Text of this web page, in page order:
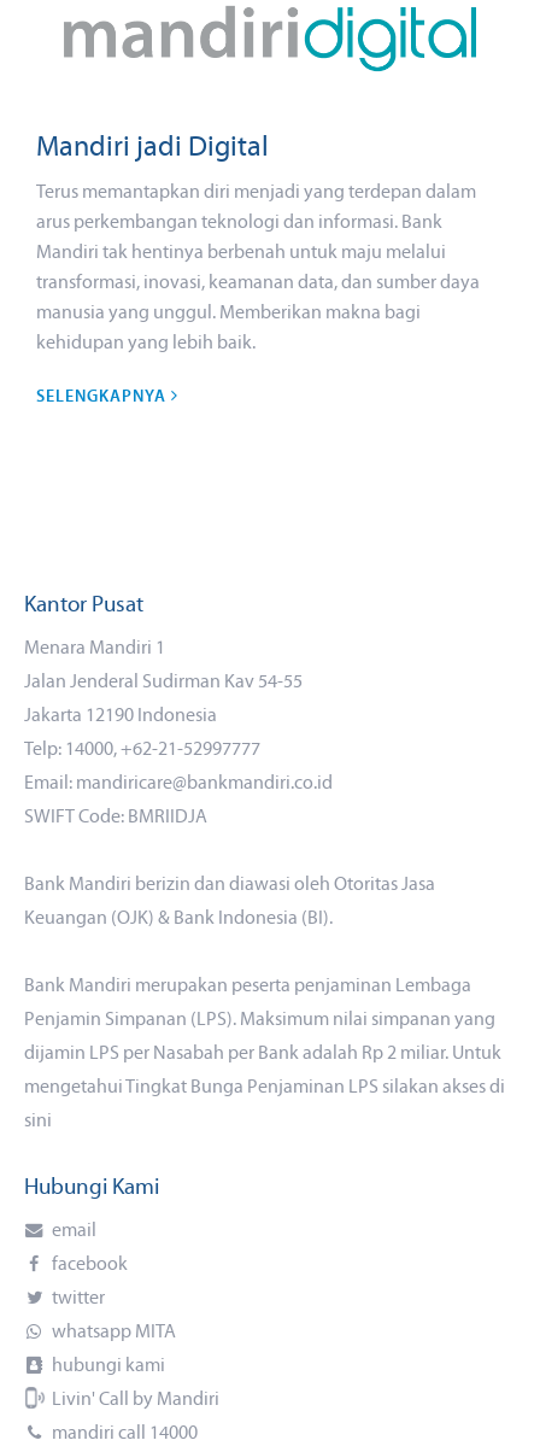
Mandiri jadi Digital
Terus memantapkan diri menjadi yang terdepan dalam
arus perkembangan teknologi dan informasi. Bank
Mandiri tak hentinya berbenah untuk maju melalui
transformasi, inovasi, keamanan data, dan sumber daya
manusia yang unggul. Memberikan makna bagi
kehidupan yang lebih baik.
SELENGKAPNYA
Kantor Pusat
Menara Mandiri 1
Jalan Jenderal Sudirman Kav 54-55
Jakarta 12190 Indonesia
Telp: 14000, +62-21-52997777
Email: mandiricare@bankmandiri.co.id
SWIFT Code: BMRIIDJA
Bank Mandiri berizin dan diawasi oleh Otoritas Jasa
Keuangan (OJK) & Bank Indonesia (BI).
Bank Mandiri merupakan peserta penjaminan Lembaga
Penjamin Simpanan (LPS). Maksimum nilai simpanan yang
dijamin LPS per Nasabah per Bank adalah Rp 2 miliar. Untuk
mengetahui Tingkat Bunga Penjaminan LPS silakan aksesdi
sini
Hubungi Kami
email
facebook
twitter
whatsapp MITA
hubungi kami
Livin' Call by Mandiri
mandiri call 14000